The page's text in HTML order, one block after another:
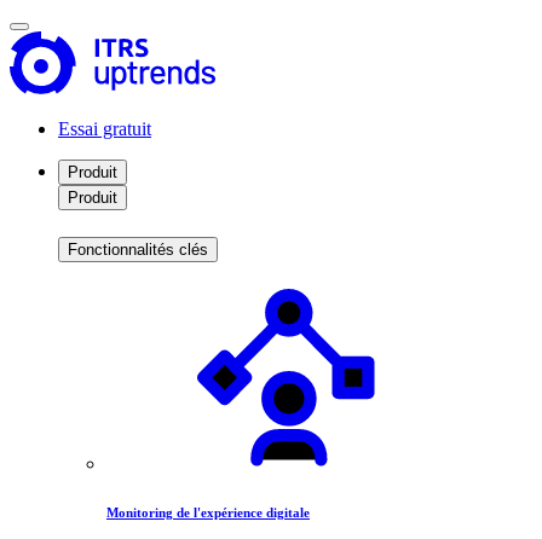
Essai gratuit
Produit
Produit
Fonctionnalités clés
Monitoring de l'expérience digitale